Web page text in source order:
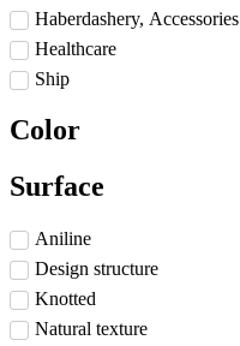
Haberdashery, Accessories
Healthcare
Ship
Color
Surface
Aniline
Design structure
Knotted
Natural texture